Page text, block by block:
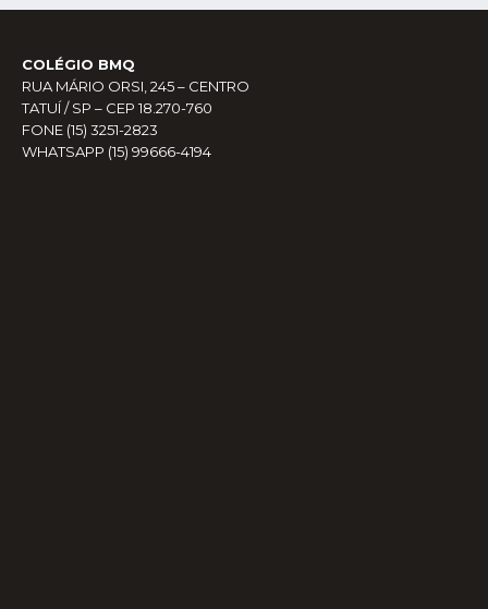
COLÉGIO BMQ
RUA MÁRIO ORSI, 245 – CENTRO
TATUÍ / SP – CEP 18.270-760
FONE (15) 3251-2823
WHATSAPP (15) 99666-4194